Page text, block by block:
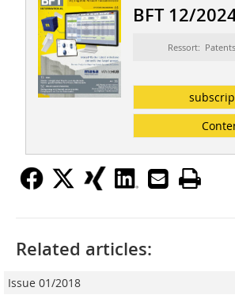
BFT 12/
Ressort:
Related articles:
Issue 01/2018